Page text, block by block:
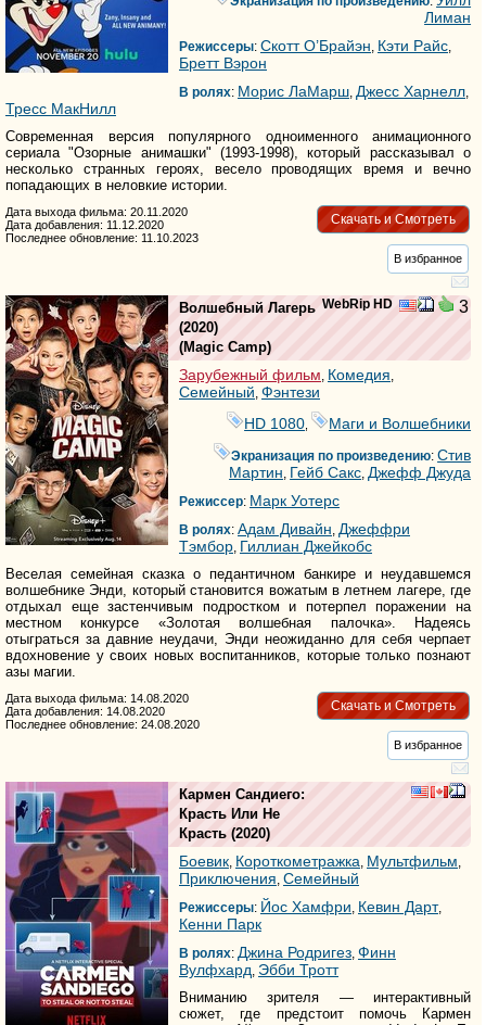
Лиман
Режиссеры: Скотт О’Брайэн, Кэти Райс,
Бретт Вэрон
В ролях: Морис ЛаМарш, Джесс Харнелл,
Тресс МакНилл
Современная версия популярного одноименного анимационного
сериала "Озорные анимашки" (1993-1998), который рассказывал о
несколько странных героях, весело проводящих время и вечно
попадающих в неловкие истории.
Скачать и Смотреть
Дата выхода фильма: 20.11.2020
Дата добавления: 11.12.2020
Последнее обновление: 11.10.2023
В избранное
WebRip HD 3
Волшебный Лагерь
(2020)
(Magic Camp)
Зарубежный фильм, Комедия,
Семейный, Фэнтези
HD 1080
Маги и Волшебники
Экранизация по произведению:Стив
Мартин, Гейб Сакс,Джефф Джуда
Режиссер: Марк Уотерс
В ролях: Адам Дивайн, Джеффри
Тэмбор, Гиллиан Джейкобс
Веселая семейная сказка о педантичном банкире и неудавшемся
волшебнике Энди, который становится вожатым в летнем лагере, где
отдыхал еще застенчивым подростком и потерпел поражении на
местном конкурсе «Золотая волшебная палочка». Надеясь
отыграться за давние неудачи, Энди неожиданно для себя черпает
вдохновение у своих новых воспитанников, которые только познают
азы магии.
Скачать и Смотреть
Дата выхода фильма: 14.08.2020
Дата добавления: 14.08.2020
Последнее обновление: 24.08.2020
В избранное
Кармен Сандиего:
Красть Или Не
Красть (2020)
Боевик, Короткометражка, Мультфильм,
Приключения, Семейный
Режиссеры: Йос Хамфри, Кевин Дарт,
Кенни Парк
В ролях: Джина Родригез, Финн
Вулфхард, Эбби Тротт
Вниманию зрителя — интерактивный
сюжет, где предстоит помочь Кармен